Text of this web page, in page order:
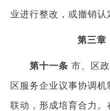
业进行整改，或撤销认
第三章
第十一条 市、区
区服务企业议事协调
联动，形成培育合力